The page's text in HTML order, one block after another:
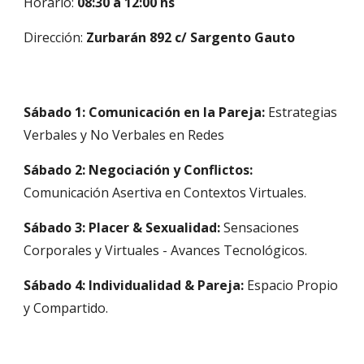
Dirección: Zurbarán 892 c/ Sargento Gauto
Sábado 1: Comunicación en la Pareja: Estrategias
Verbales y No Verbales en Redes
Sábado 2: Negociación y Conflictos:
Comunicación Asertiva en Contextos Virtuales.
Sábado 3: Placer & Sexualidad:Sensaciones
Corporales y Virtuales - Avances Tecnológicos.
Sábado 4: Individualidad & Pareja: Espacio Propio
y Compartido.